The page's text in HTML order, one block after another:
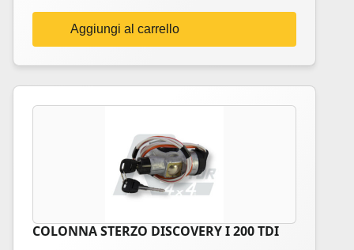
Aggiungi al carrello
COLONNA STERZO DISCOVERY I 200 TDI